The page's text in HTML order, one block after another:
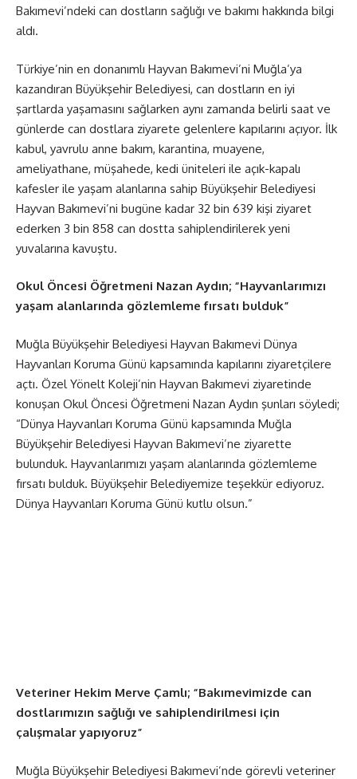
Bakımevi’ndeki can dostların sağlığı ve bakımı hakkında bilgi
aldı.
Türkiye’nin en donanımlı Hayvan Bakımevi’ni Muğla’ya
kazandıran Büyükşehir Belediyesi, can dostların en iyi
şartlarda yaşamasını sağlarken aynı zamanda belirli saat ve
günlerde can dostlara ziyarete gelenlere kapılarını açıyor. İlk
kabul, yavrulu anne bakım, karantina, muayene,
ameliyathane, müşahede, kedi üniteleri ile açık-kapalı
kafesler ile yaşam alanlarına sahip Büyükşehir Belediyesi
Hayvan Bakımevi’ni bugüne kadar 32 bin 639 kişi ziyaret
ederken 3 bin 858 can dostta sahiplendirilerek yeni
yuvalarına kavuştu.
Okul Öncesi Öğretmeni Nazan Aydın; “Hayvanlarımızı
yaşam alanlarında gözlemleme fırsatı bulduk”
Muğla Büyükşehir Belediyesi Hayvan Bakımevi Dünya
Hayvanları Koruma Günü kapsamında kapılarını ziyaretçilere
açtı. Özel Yönelt Koleji’nin Hayvan Bakımevi ziyaretinde
konuşan Okul Öncesi Öğretmeni Nazan Aydın şunları söyledi;
“Dünya Hayvanları Koruma Günü kapsamında Muğla
Büyükşehir Belediyesi Hayvan Bakımevi’ne ziyarette
bulunduk. Hayvanlarımızı yaşam alanlarında gözlemleme
fırsatı bulduk. Büyükşehir Belediyemize teşekkür ediyoruz.
Dünya Hayvanları Koruma Günü kutlu olsun.”
Veteriner Hekim Merve Çamlı; “Bakımevimizde can
dostlarımızın sağlığı ve sahiplendirilmesi için
çalışmalar yapıyoruz”
Muğla Büyükşehir Belediyesi Bakımevi’nde görevli veteriner